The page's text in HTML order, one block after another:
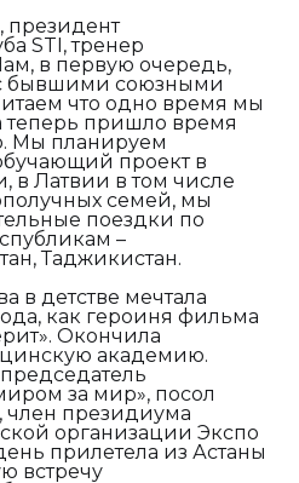
STI, тренер
в первую очередь,
бывшими союзными
что одно время мы
пришло время
Мы планируем
проект в
в Латвии в том числе
семей, мы
поездки по
–
Таджикистан.
в детстве мечтала
как героиня фильма
Окончила
академию.
за мир», посол
член президиума
организации Экспо
прилетела из Астаны
встречу